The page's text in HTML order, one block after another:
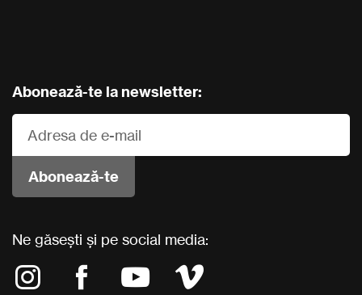
Abonează-te la newsletter:
Ne găsești și pe social media: